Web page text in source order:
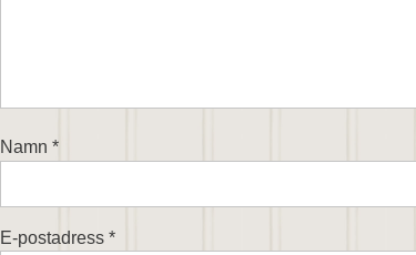
Namn *
E-postadress *